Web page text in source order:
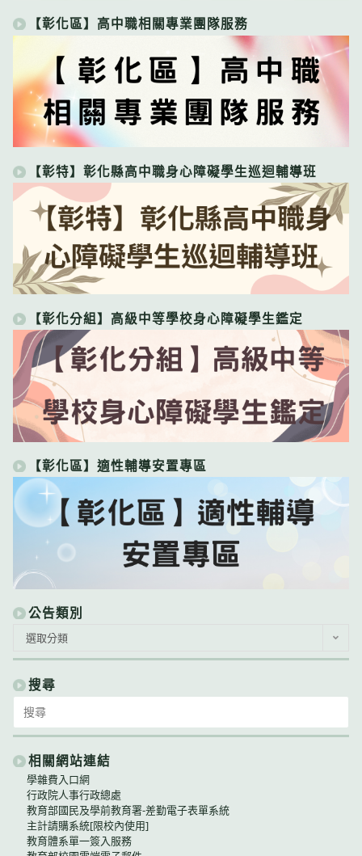
【彰化區】高中職相關專業團隊服務
【彰特】彰化縣高中職身心障礙學生巡迴輔導班
【彰化分組】高級中等學校身心障礙學生鑑定
【彰化區】適性輔導安置專區
公告類別
類
別
選取分類
搜尋
for:
相關網站連結
學雜費入口網
行政院人事行政總處
教育部國民及學前教育署-差勤電子表單系統
主計請購系統[限校內使用]
教育體系單一簽入服務